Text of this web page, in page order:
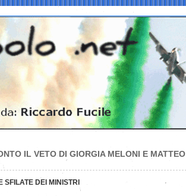
IL VETO DI GIORGIA MELONI E MATTEO
SFILATE DEI MINISTRI